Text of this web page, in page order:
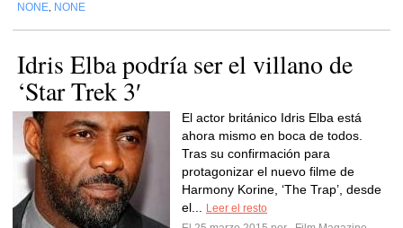
NONE NONE
Idris Elba podría ser el villano de
‘Star Trek 3′
El actor británico Idris Elba está
ahora mismo en boca de todos.
Tras su confirmación para
protagonizar el nuevo filme de
Harmony Korine, ‘The Trap’, desde
el...
Leer el resto